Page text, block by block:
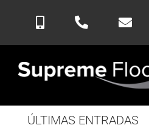
InicioÚLTIMAS ENTRADAS